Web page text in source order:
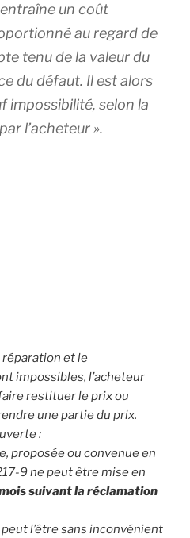
un coût
au regard de
tenu de la valeur du
du défaut. Il est alors
impossibilité, selon la
l’acheteur ».
réparation et le
impossibles, l’acheteur
restituer le prix ou
une partie du prix.
:
proposée ou convenue en
9 ne peut être mise en
mois suivant la réclamation
l’être sans inconvénient